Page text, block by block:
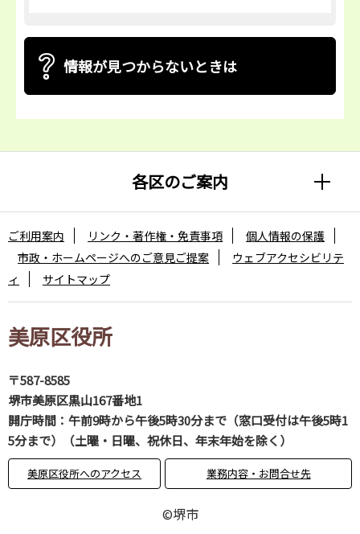
情報が見つからないときは
各区のご案内
美原区役所
〒587-8585
堺市美原区黒山167番地1
開庁時間：午前9時から午後5時30分まで（窓口受付は午後5時1
5分まで）（土曜・日曜、祝休日、年末年始を除く）
美原区役所へのアクセス 業務内容・お問合せ先
ご利用案内 リンク・著作権・免責事項
個人情報の保護
市政・ホームページへのご意見ご提案
ウェブアクセシビリテ
ィ
サイトマップ
©堺市